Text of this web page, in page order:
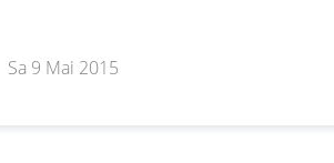
Sa 9 Mai 2015